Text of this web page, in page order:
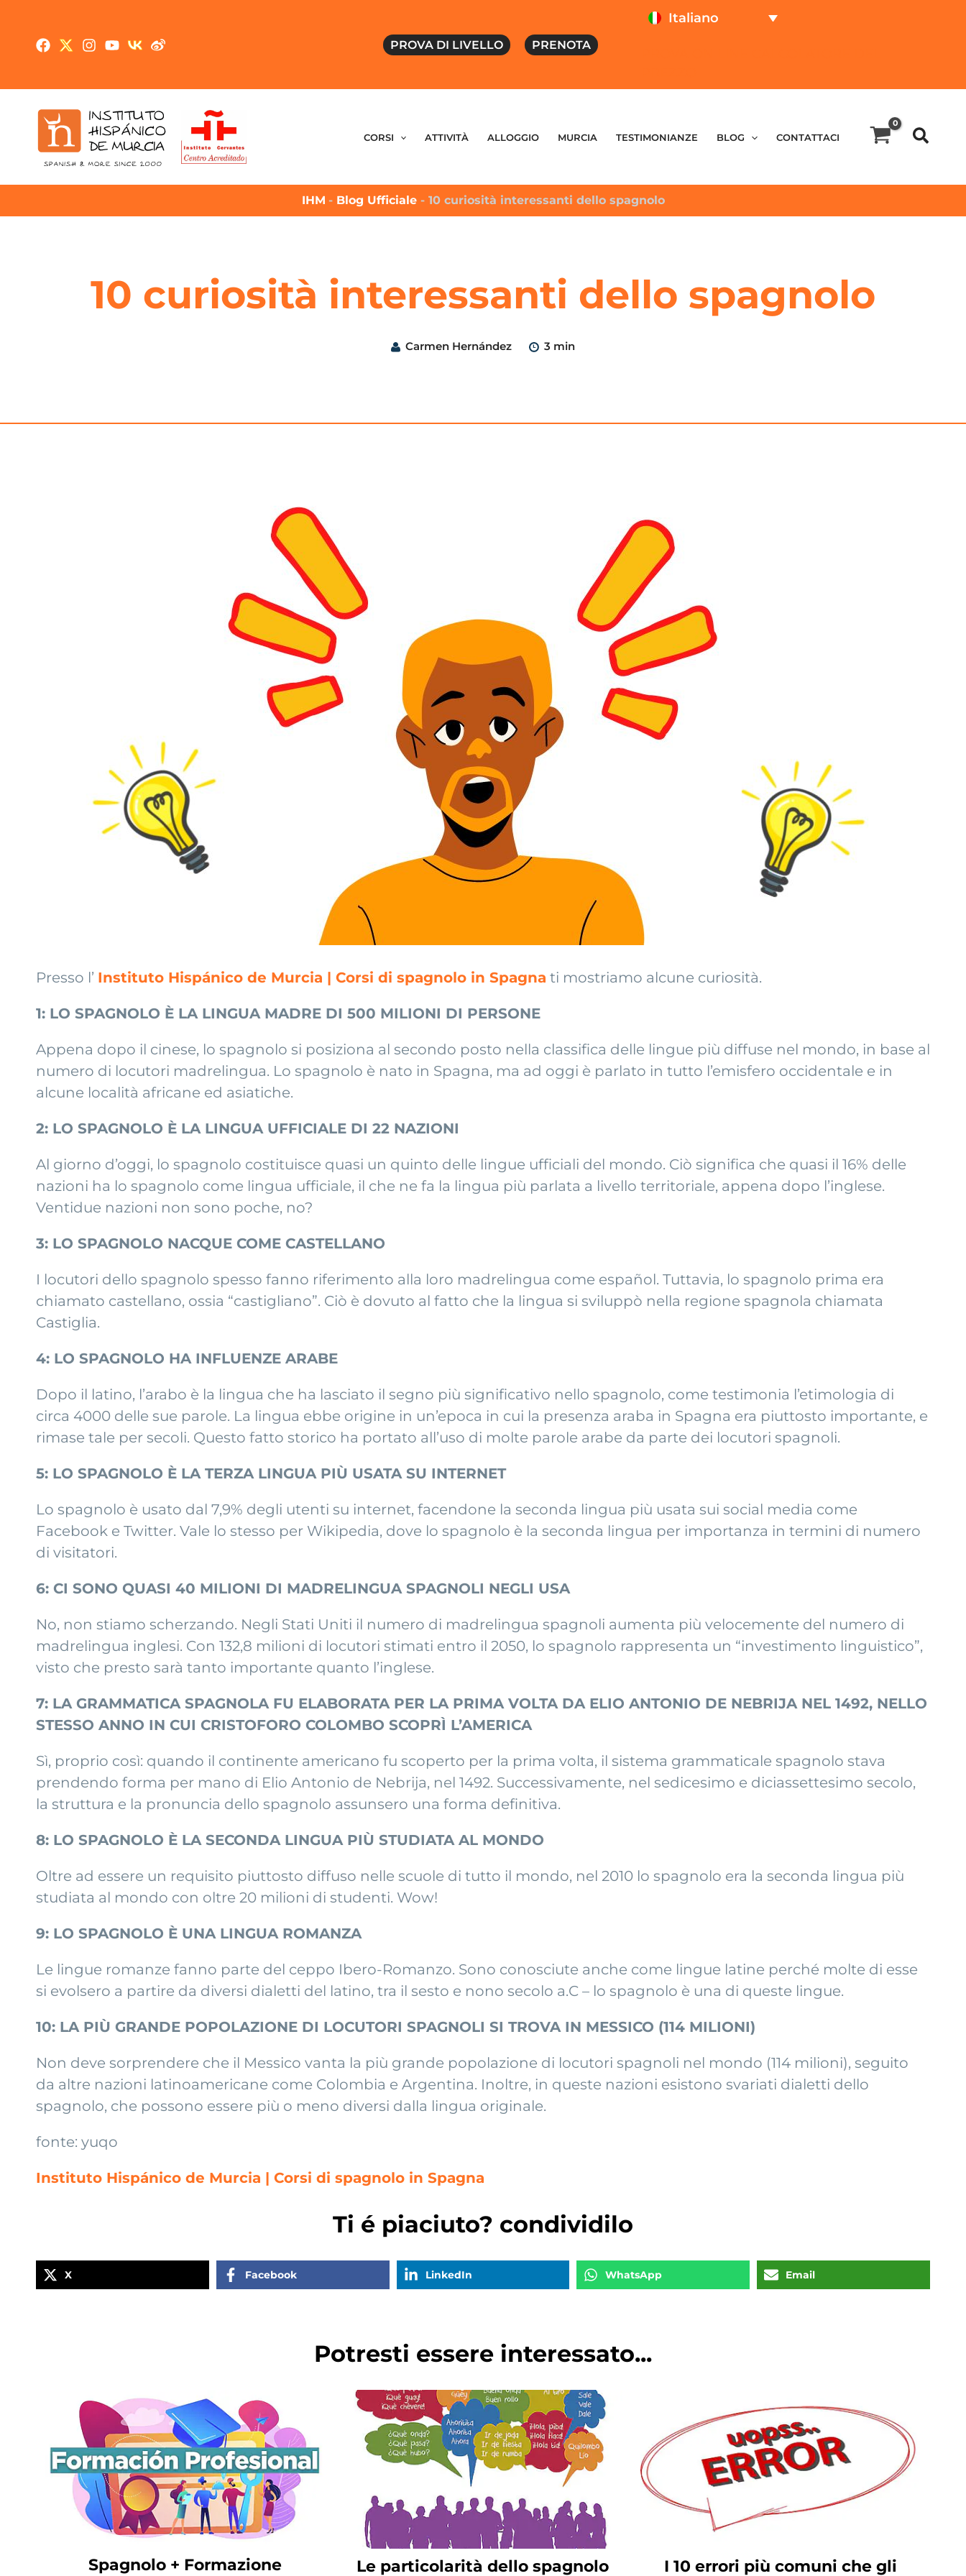
PROVA DI LIVELLO PRENOTA
Italiano
CORSI ATTIVITÀ ALLOGGIO MURCIA TESTIMONIANZE BLOG CONTATTACI
IHM - Blog Ufficiale - 10 curiosità interessanti dello spagnolo
10 curiosità interessanti dello spagnolo
Carmen Hernández 3 min
Presso l’ Instituto Hispánico de Murcia | Corsi di spagnolo in Spagna ti mostriamo alcune curiosità.
1: LO SPAGNOLO È LA LINGUA MADRE DI 500 MILIONI DI PERSONE
Appena dopo il cinese, lo spagnolo si posiziona al secondo posto nella classifica delle lingue più diffuse nel mondo, in base al
numero di locutori madrelingua. Lo spagnolo è nato in Spagna, ma ad oggi è parlato in tutto l’emisfero occidentale e in
alcune località africane ed asiatiche.
2: LO SPAGNOLO È LA LINGUA UFFICIALE DI 22 NAZIONI
Al giorno d’oggi, lo spagnolo costituisce quasi un quinto delle lingue ufficiali del mondo. Ciò significa che quasi il 16% delle
nazioni ha lo spagnolo come lingua ufficiale, il che ne fa la lingua più parlata a livello territoriale, appena dopo l’inglese.
Ventidue nazioni non sono poche, no?
3: LO SPAGNOLO NACQUE COME CASTELLANO
I locutori dello spagnolo spesso fanno riferimento alla loro madrelingua come español. Tuttavia, lo spagnolo prima era
chiamato castellano, ossia “castigliano”. Ciò è dovuto al fatto che la lingua si sviluppò nella regione spagnola chiamata
Castiglia.
4: LO SPAGNOLO HA INFLUENZE ARABE
Dopo il latino, l’arabo è la lingua che ha lasciato il segno più significativo nello spagnolo, come testimonia l’etimologia di
circa 4000 delle sue parole. La lingua ebbe origine in un’epoca in cui la presenza araba in Spagna era piuttosto importante, e
rimase tale per secoli. Questo fatto storico ha portato all’uso di molte parole arabe da parte dei locutori spagnoli.
5: LO SPAGNOLO È LA TERZA LINGUA PIÙ USATA SU INTERNET
Lo spagnolo è usato dal 7,9% degli utenti su internet, facendone la seconda lingua più usata sui social media come
Facebook e Twitter. Vale lo stesso per Wikipedia, dove lo spagnolo è la seconda lingua per importanza in termini di numero
di visitatori.
6: CI SONO QUASI 40 MILIONI DI MADRELINGUA SPAGNOLI NEGLI USA
No, non stiamo scherzando. Negli Stati Uniti il numero di madrelingua spagnoli aumenta più velocemente del numero di
madrelingua inglesi. Con 132,8 milioni di locutori stimati entro il 2050, lo spagnolo rappresenta un “investimento linguistico”,
visto che presto sarà tanto importante quanto l’inglese.
7: LA GRAMMATICA SPAGNOLA FU ELABORATA PER LA PRIMA VOLTA DA ELIO ANTONIO DE NEBRIJA NEL 1492, NELLO
STESSO ANNO IN CUI CRISTOFORO COLOMBO SCOPRÌ L’AMERICA
Sì, proprio così: quando il continente americano fu scoperto per la prima volta, il sistema grammaticale spagnolo stava
prendendo forma per mano di Elio Antonio de Nebrija, nel 1492. Successivamente, nel sedicesimo e diciassettesimo secolo,
la struttura e la pronuncia dello spagnolo assunsero una forma definitiva.
8: LO SPAGNOLO È LA SECONDA LINGUA PIÙ STUDIATA AL MONDO
Oltre ad essere un requisito piuttosto diffuso nelle scuole di tutto il mondo, nel 2010 lo spagnolo era la seconda lingua più
studiata al mondo con oltre 20 milioni di studenti. Wow!
9: LO SPAGNOLO È UNA LINGUA ROMANZA
Le lingue romanze fanno parte del ceppo Ibero-Romanzo. Sono conosciute anche come lingue latine perché molte di esse
si evolsero a partire da diversi dialetti del latino, tra il sesto e nono secolo a.C – lo spagnolo è una di queste lingue.
10: LA PIÙ GRANDE POPOLAZIONE DI LOCUTORI SPAGNOLI SI TROVA IN MESSICO (114 MILIONI)
Non deve sorprendere che il Messico vanta la più grande popolazione di locutori spagnoli nel mondo (114 milioni), seguito
da altre nazioni latinoamericane come Colombia e Argentina. Inoltre, in queste nazioni esistono svariati dialetti dello
spagnolo, che possono essere più o meno diversi dalla lingua originale.
fonte: yuqo
Instituto Hispánico de Murcia | Corsi di spagnolo in Spagna
Ti é piaciuto? condividilo
X Facebook LinkedIn WhatsApp Email
Potresti essere interessato...
Spagnolo + Formazione Le particolarità dello spagnolo I 10 errori più comuni che gli